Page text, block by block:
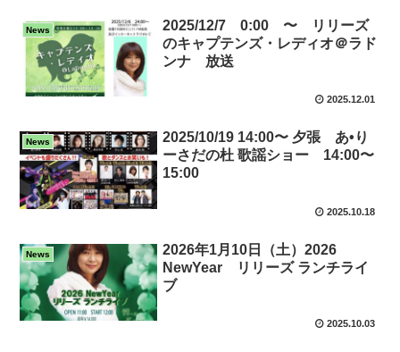
News
2025/12/7 0:00 〜 リリーズ
のキャプテンズ・レディオ＠ラド
ンナ 放送
2025.12.01
News
2025/10/19 14:00〜 夕張 あ•り
ーさだの杜 歌謡ショー 14:00〜
15:00
2025.10.18
News
2026年1月10日（土）2026
NewYear リリーズ ランチライ
ブ
2025.10.03